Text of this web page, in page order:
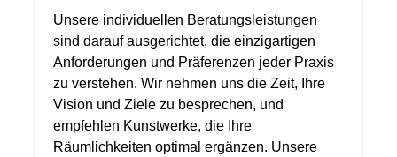
Bedürfnisse zugeschnitten ist. Unter
Berücksichtigung des Zielraumes, des
Lichts vor Ort und Ihres persönlichen
Geschmacks finden wir den perfekten
Rahmen für Ihr neues Gemälde. Lassen
Sie Ihr Kunstwerk von uns professionell
Unsere individuellen Beratungsleistungen
sind darauf ausgerichtet, die einzigartigen
Anforderungen und Präferenzen jeder Praxis
zu verstehen. Wir nehmen uns die Zeit, Ihre
Vision und Ziele zu besprechen, und
empfehlen Kunstwerke, die Ihre
Räumlichkeiten optimal ergänzen. Unsere